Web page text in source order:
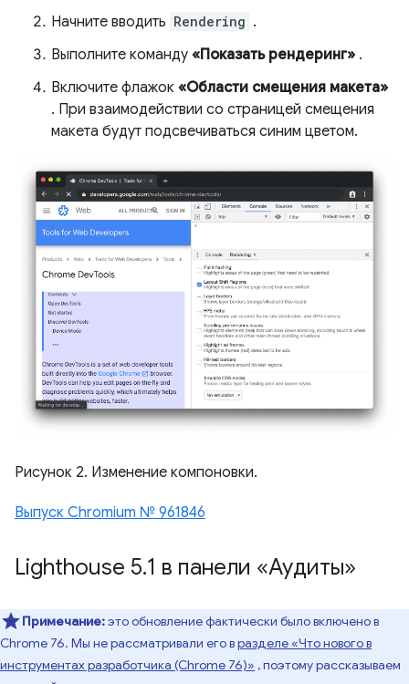
Начните вводить Rendering .
Выполните команду «Показать рендеринг» .
Включите флажок «Области смещения макета»
. При взаимодействии со страницей смещения
макета будут подсвечиваться синим цветом.
Рисунок 2. Изменение компоновки.
Выпуск Chromium № 961846
Lighthouse 5.1 в панели «Аудиты»
Примечание:это обновление фактически было включено в
Chrome 76. Мы не рассматривали его вразделе «Что нового в
инструментах разработчика (Chrome 76)» , поэтому рассказываем